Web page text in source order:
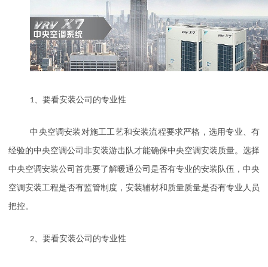
1、要看安装公司的专业性
中央空调安装对施工工艺和安装流程要求严格，选用专业、有
经验的中央空调公司非安装游击队才能确保中央空调安装质量。选择
中央空调安装公司首先要了解暖通公司是否有专业的安装队伍，中央
空调安装工程是否有监管制度，安装辅材和质量质量是否有专业人员
把控。
2、要看安装公司的专业性